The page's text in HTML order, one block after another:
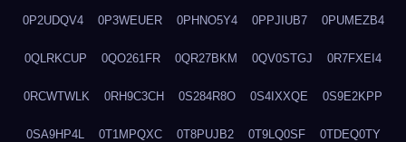
0P2UDQV4 0P3WEUER 0PHNO5Y4 0PPJIUB7 0PUMEZB4
0QLRKCUP 0QO261FR 0QR27BKM 0QV0STGJ 0R7FXEI4
0RCWTWLK 0RH9C3CH 0S284R8O 0S4IXXQE 0S9E2KPP
0SA9HP4L 0T1MPQXC 0T8PUJB2 0T9LQ0SF 0TDEQ0TY